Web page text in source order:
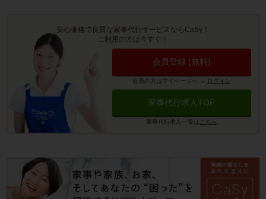
安心価格で良質な家事代行サービスならCaSy！
ご利用の方は今すぐ！
会員登録 (無料)
会員の方はマイページへ → ログイン
家事代行求人TOP
家事代行求人一覧は こちら